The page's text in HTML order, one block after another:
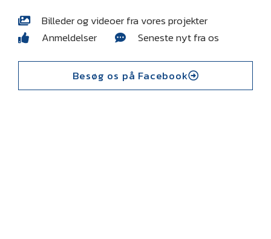
Billeder og videoer fra vores projekter
Anmeldelser
Seneste nyt fra os
Besøg os på Facebook